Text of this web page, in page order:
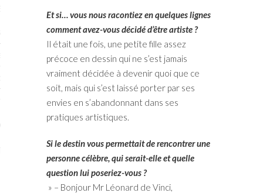
PARISARTISTES # 2015
DON
Et si… vous nous racontiez en quelques lignes
comment avez-vous décidé d’être artiste ?
Il était une fois, une petite fille assez
précoce en dessin qui ne s’est jamais
vraiment décidée à devenir quoi que ce
soit, mais qui s’est laissé porter par ses
envies en s’abandonnant dans ses
pratiques artistiques.
Si le destin vous permettait de rencontrer une
personne célèbre, qui serait-elle et quelle
question lui poseriez-vous ?
» – Bonjour Mr Léonard de Vinci,